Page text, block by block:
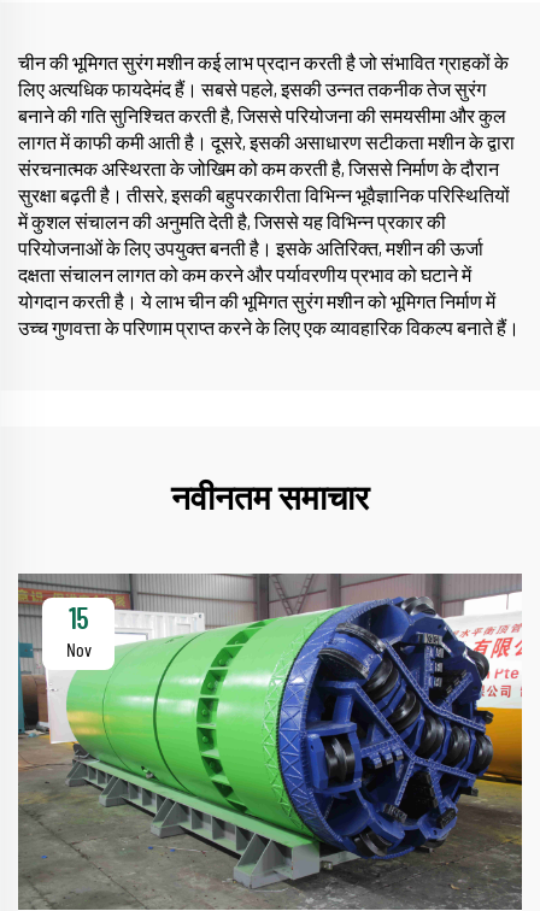
चीन की भूमिगत सुरंग मशीन कई लाभ प्रदान करती है जो संभावित ग्राहकों के
लिए अत्यधिक फायदेमंद हैं। सबसे पहले, इसकी उन्नत तकनीक तेज सुरंग
बनाने की गति सुनिश्चित करती है, जिससे परियोजना की समयसीमा और कुल
लागत में काफी कमी आती है। दूसरे, इसकी असाधारण सटीकता मशीन के द्वारा
संरचनात्मक अस्थिरता के जोखिम को कम करती है, जिससे निर्माण के दौरान
सुरक्षा बढ़ती है। तीसरे, इसकी बहुपरकारीता विभिन्न भूवैज्ञानिक परिस्थितियों
में कुशल संचालन की अनुमति देती है, जिससे यह विभिन्न प्रकार की
परियोजनाओं के लिए उपयुक्त बनती है। इसके अतिरिक्त, मशीन की ऊर्जा
दक्षता संचालन लागत को कम करने और पर्यावरणीय प्रभाव को घटाने में
योगदान करती है। ये लाभ चीन की भूमिगत सुरंग मशीन को भूमिगत निर्माण में
उच्च गुणवत्ता के परिणाम प्राप्त करने के लिए एक व्यावहारिक विकल्प बनाते हैं।
नवीनतम समाचार
15
Nov